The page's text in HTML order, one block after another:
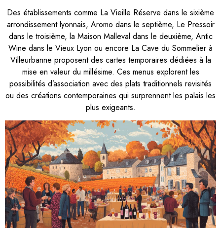
Des établissements comme La Vieille Réserve dans le sixième
arrondissement lyonnais, Aromo dans le septième, Le Pressoir
dans le troisième, la Maison Malleval dans le deuxième, Antic
Wine dans le Vieux Lyon ou encore La Cave du Sommelier à
Villeurbanne proposent des cartes temporaires dédiées à la
mise en valeur du millésime. Ces menus explorent les
possibilités d’association avec des plats traditionnels revisités
ou des créations contemporaines qui surprennent les palais les
plus exigeants.